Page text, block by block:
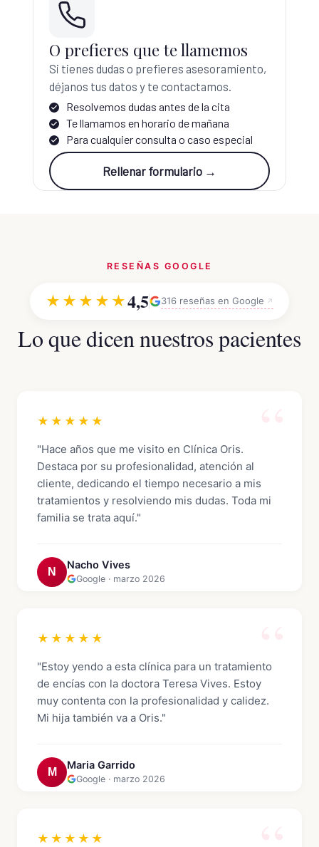
O prefieres que te llamemos
Si tienes dudas o prefieres asesoramiento,
déjanos tus datos y te contactamos.
Resolvemos dudas antes de la cita
Te llamamos en horario de mañana
Para cualquier consulta o caso especial
Rellenar formulario →
RESEÑAS GOOGLE
★★★★★4,5 316 reseñas en Google
Lo que dicen nuestros pacientes
★★★★★
"Hace años que me visito en Clínica Oris.
Destaca por su profesionalidad, atención al
cliente, dedicando el tiempo necesario a mis
tratamientos y resolviendo mis dudas. Toda mi
familia se trata aquí."
N
Nacho Vives
Google · marzo 2026
★★★★★
"Estoy yendo a esta clínica para un tratamiento
de encías con la doctora Teresa Vives. Estoy
muy contenta con la profesionalidad y calidez.
Mi hija también va a Oris."
M
Maria Garrido
Google · marzo 2026
★★★★★